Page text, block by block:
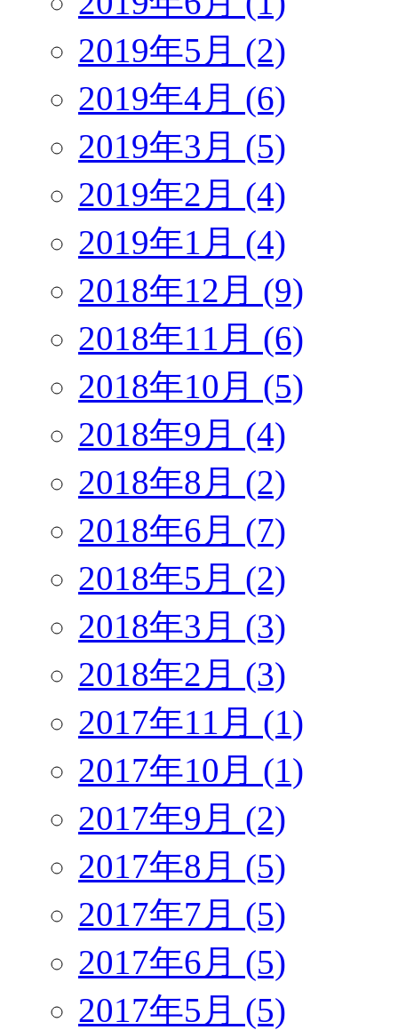
2019年5月 (2)
2019年4月 (6)
2019年3月 (5)
2019年2月 (4)
2019年1月 (4)
2018年12月 (9)
2018年11月 (6)
2018年10月 (5)
2018年9月 (4)
2018年8月 (2)
2018年6月 (7)
2018年5月 (2)
2018年3月 (3)
2018年2月 (3)
2017年11月 (1)
2017年10月 (1)
2017年9月 (2)
2017年8月 (5)
2017年7月 (5)
2017年6月 (5)
2017年5月 (5)